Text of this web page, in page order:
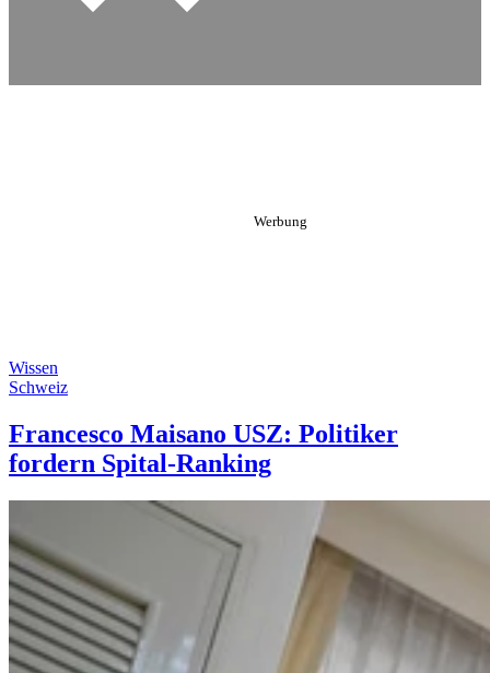
Wissen
Schweiz
Francesco Maisano USZ: Politiker
fordern Spital-Ranking